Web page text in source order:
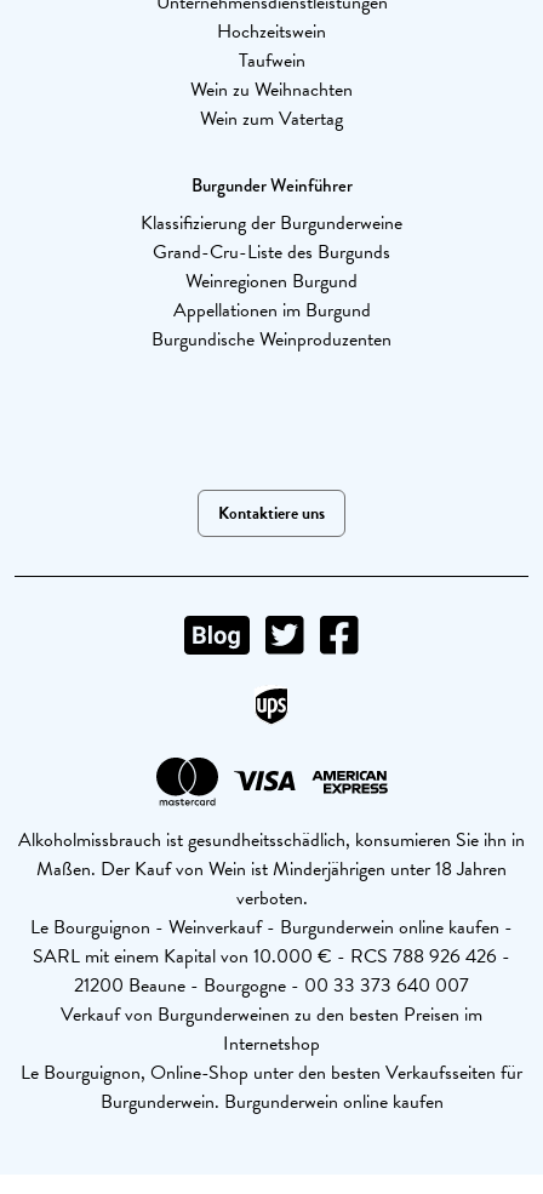
Hochzeitswein
Taufwein
Wein zu Weihnachten
Wein zum Vatertag
Burgunder Weinführer
Klassifizierung der Burgunderweine
Grand-Cru-Liste des Burgunds
Weinregionen Burgund
Appellationen im Burgund
Burgundische Weinproduzenten
Kontaktiere uns
Alkoholmissbrauch ist gesundheitsschädlich, konsumieren Sie ihn in
Maßen. Der Kauf von Wein ist Minderjährigen unter 18 Jahren
verboten.
Le Bourguignon - Weinverkauf - Burgunderwein online kaufen -
SARL mit einem Kapital von 10.000 € - RCS 788 926 426 -
21200 Beaune - Bourgogne - 00 33 373 640 007
Verkauf von Burgunderweinen zu den besten Preisen im
Internetshop
Le Bourguignon, Online-Shop unter den besten Verkaufsseiten für
Burgunderwein. Burgunderwein online kaufen